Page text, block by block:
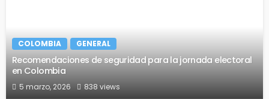
COLOMBIA GENERAL
Recomendaciones de seguridad para la jornada electoral
en Colombia
5 marzo, 2026 838 views